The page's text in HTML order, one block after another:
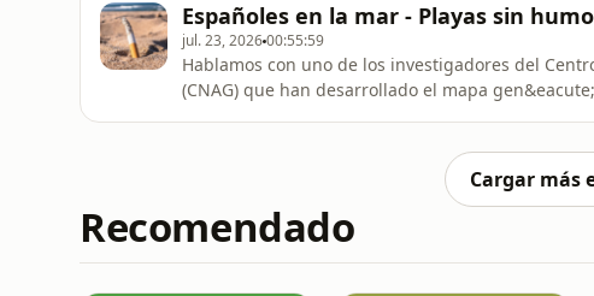
granjas acu&iacute;colas de pulpos con fines co
Españoles en la mar - Playas sin
jul. 23, 202600:55:59
Hablamos con uno de los investigadores del
(CNAG) que han desarrollado el mapa
Cargar más
Recomendado